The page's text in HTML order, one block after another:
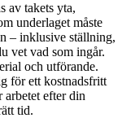
av takets yta,
underlaget måste
– inklusive ställning,
vet vad som ingår.
och utförande.
för ett kostnadsfritt
efter din
tid.